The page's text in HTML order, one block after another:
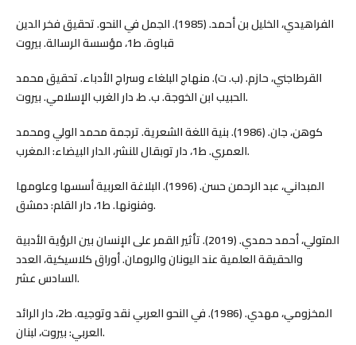
الفراهيدي، الخليل بن أحمد. (1985). الجمل في النحو. تحقيق فخر الدين
قباوة. ط1، مؤسسة الرسالة. بيروت
القرطاجني، حازم. (ب. ت). منهاج البلغاء وسراج الأدباء. تحقيق محمد
الحبيب ابن الخوجة. ب. ط، دار الغرب الإسلامي. بيروت.
كوهن، جان. (1986). بنية اللغة الشعرية. ترجمة محمد الولي ومحمد
العمري. ط1، دار توبقال للنشر، الدار البيضاء: المغرب.
المبداني، عبد الرحمن حسن. (1996). البلاغة العربية أسسها وعلومها
وفنونها. ط1، دار القلم: دمشق.
المتولي، أحمد حمدي. (2019). تأثير القمر على الإنسان بين الرؤية الأدبية
والحقيقة العلمية عند اليونان والرومان. أوراق كلاسيكية، العدد
السادس عشر.
المخزومي، مهدي. (1986). في النحو العربي نقد وتوجيه. ط2، دار الرائد
العربي: بيروت، لبنان.